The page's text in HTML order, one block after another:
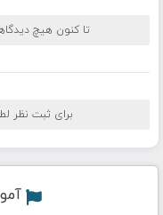
تا کنون هیچ
برای ثبت نظر